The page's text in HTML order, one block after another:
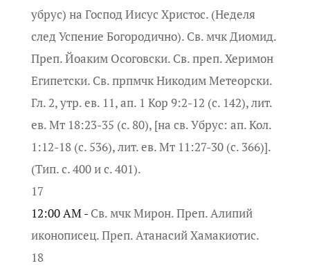
убрус) на Господ Иисус Христос. (Неделя
след Успение Богородично). Св. мчк Диомид.
Преп. Йоаким Осоговски. Св. преп. Херимон
Египетски. Св. прпмчк Никодим Метеорски.
Гл. 2, утр. ев. 11, ап. 1 Кор 9:2-12 (с. 142), лит.
ев. Мт 18:23-35 (с. 80), [на св. Убрус: ап. Кол.
1:12-18 (с. 536), лит. ев. Мт 11:27-30 (с. 366)].
(Тип. с. 400 и с. 401).
17
12:00 AM - Св. мчк Мирон. Преп. Алипий
иконописец. Преп. Атанасий Хамакиотис.
18